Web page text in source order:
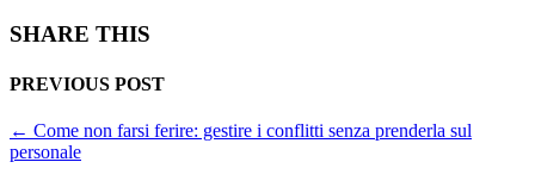
SHARE THIS
PREVIOUS POST
← Come non farsi ferire: gestire i conflitti senza prenderla sul
personale